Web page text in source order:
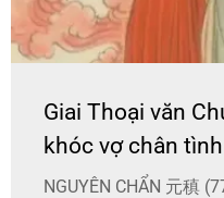
Giai Thoại văn
khóc vợ chân
NGUYÊN CHẨN 元稹